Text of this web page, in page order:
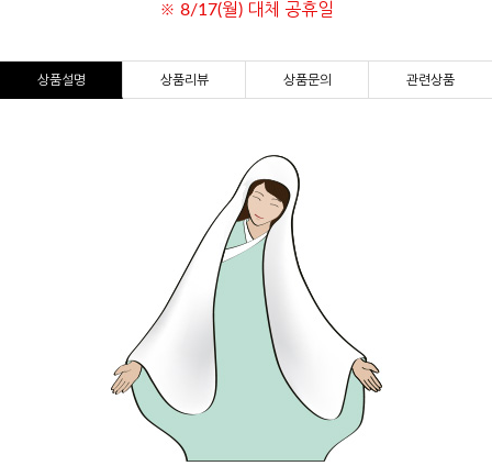
※ 8/17(월) 대체 공휴일
상품설명 상품리뷰 상품문의 관련상품